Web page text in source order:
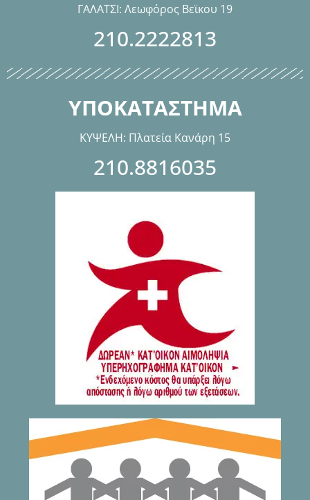
ΓΑΛΑΤΣΙ: Λεωφόρος Βεϊκου 19
210.2222813
ΥΠΟΚΑΤΑΣΤΗΜΑ
ΚΥΨΕΛΗ: Πλατεία Κανάρη 15
210.8816035